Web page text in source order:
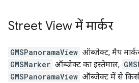
Street View में मार्कर
GMSPanoramaView ऑब्जेक्ट, मैप
GMSMarker ऑब्जेक्ट का इस्तेमाल,
GMSPanoramaView ऑब्जेक्ट में से